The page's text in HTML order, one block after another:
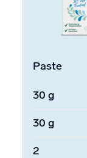
Paste
30 g
30 g
2